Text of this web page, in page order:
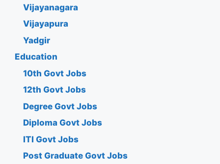
Vijayanagara
Vijayapura
Yadgir
Education
10th Govt Jobs
12th Govt Jobs
Degree Govt Jobs
Diploma Govt Jobs
ITI Govt Jobs
Post Graduate Govt Jobs